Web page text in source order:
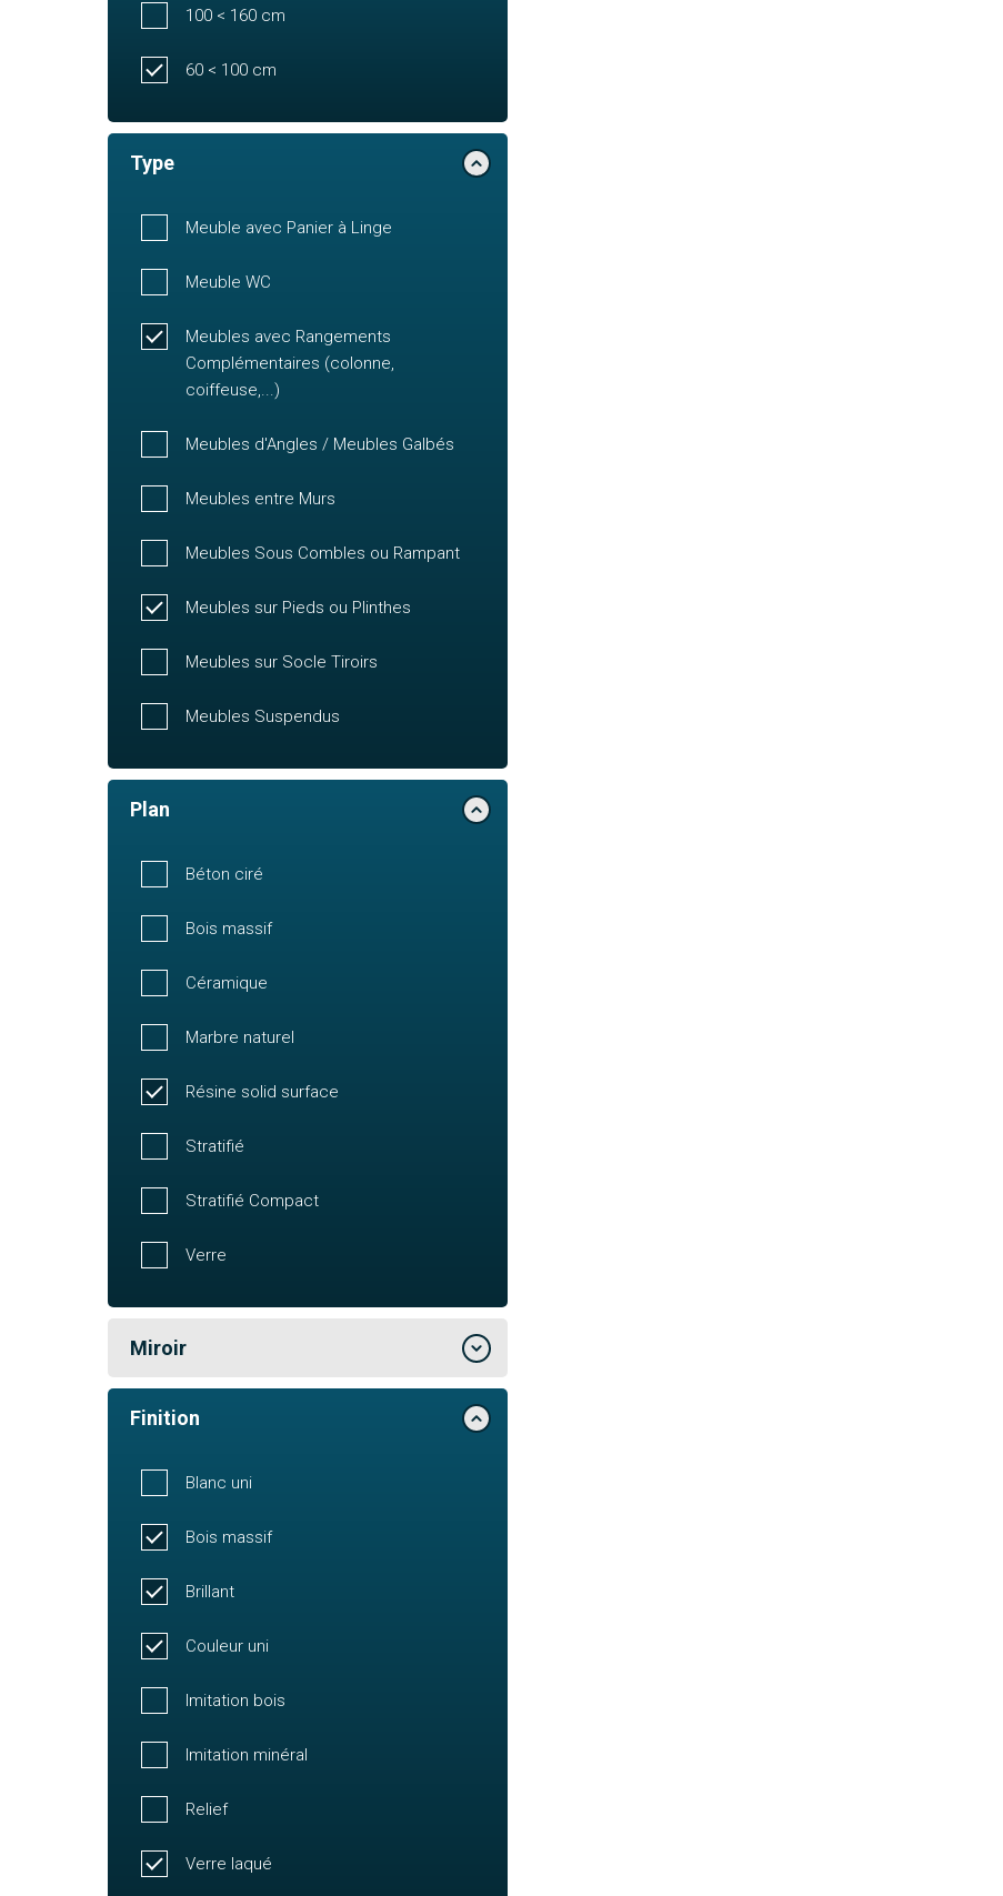
100 < 160 cm
60 < 100 cm
Type
Meuble avec Panier à Linge
Meuble WC
Meubles avec Rangements
Complémentaires (colonne,
coiffeuse,...)
Meubles d'Angles / Meubles Galbés
Meubles entre Murs
Meubles Sous Combles ou Rampant
Meubles sur Pieds ou Plinthes
Meubles sur Socle Tiroirs
Meubles Suspendus
Plan
Béton ciré
Bois massif
Céramique
Marbre naturel
Résine solid surface
Stratifié
Stratifié Compact
Verre
Miroir
Finition
Blanc uni
Bois massif
Brillant
Couleur uni
Imitation bois
Imitation minéral
Relief
Verre laqué